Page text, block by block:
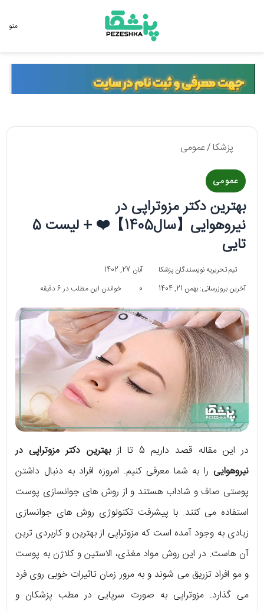
منو
پزشکا/عمومی
عمومی
بهترین دکتر مزوتراپی در
نیروهوایی【سال1405】❤️ + لیست 5
تایی
تیم تحریریه نویسندگان پزشکا
آبان 27, 1402
آخرین بروزرسانی: بهمن 21, 1404
0 خواندن این مطلب در 6 دقیقه
در این مقاله قصد داریم 5 تا از
بهترین دکتر مزوتراپی در
نیروهوایی را به شما معرفی کنیم. امروزه افراد به دنبال داشتن
پوستی صاف و شاداب هستند و از روش های جوانسازی پوست
استفاده می کنند. با پیشرفت تکنولوژی روش های جوانسازی
زیادی به وجود آمده است که مزوتراپی از بهترین و کاربردی ترین
آن هاست. در این روش مواد مغذی، الاستین و کلاژن به پوست
و مو افراد تزریق می شوند و به مرور زمان تاثیرات خوبی روی فرد
می گذارد. مزوتراپی به صورت سرپایی در مطب پزشکان و